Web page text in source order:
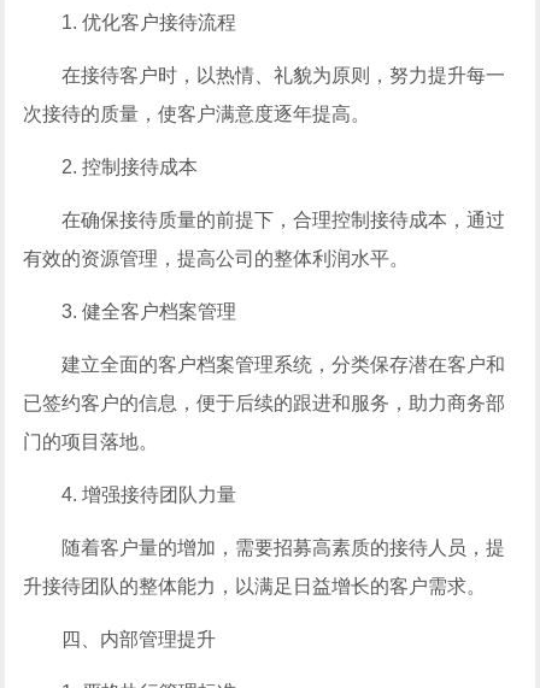
1. 优化客户接待流程
在接待客户时，以热情、礼貌为原则，努力提升每一
次接待的质量，使客户满意度逐年提高。
2. 控制接待成本
在确保接待质量的前提下，合理控制接待成本，通过
有效的资源管理，提高公司的整体利润水平。
3. 健全客户档案管理
建立全面的客户档案管理系统，分类保存潜在客户和
已签约客户的信息，便于后续的跟进和服务，助力商务部
门的项目落地。
4. 增强接待团队力量
随着客户量的增加，需要招募高素质的接待人员，提
升接待团队的整体能力，以满足日益增长的客户需求。
四、内部管理提升